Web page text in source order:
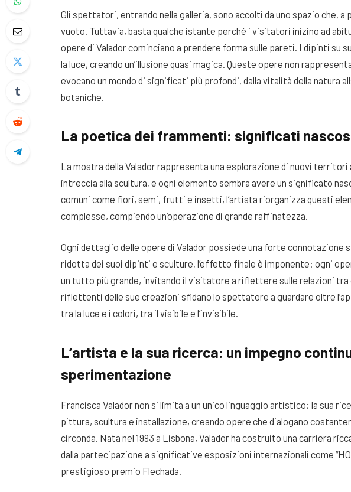
Gli spettatori, entrando nella galleria, sono accolti da uno spazio che,
vuoto. Tuttavia, basta qualche istante perché i visitatori inizino ad
opere di Valador cominciano a prendere forma sulle pareti. I dipinti su
la luce, creando un’illusione quasi magica. Queste opere non
evocano un mondo di significati più profondi, dalla vitalità della natura
botaniche.
La poetica dei frammenti: significati
La mostra della Valador rappresenta una esplorazione di nuovi
intreccia alla scultura, e ogni elemento sembra avere un significato
comuni come fiori, semi, frutti e insetti, l’artista riorganizza questi
complesse, compiendo un’operazione di grande raffinatezza.
Ogni dettaglio delle opere di Valador possiede una forte connotazione
ridotta dei suoi dipinti e sculture, l’effetto finale è imponente: ogni
un tutto più grande, invitando il visitatore a riflettere sulle relazioni
riflettenti delle sue creazioni sfidano lo spettatore a guardare oltre
tra la luce e i colori, tra il visibile e l’invisibile.
L’artista e la sua ricerca: un impegno
sperimentazione
Francisca Valador non si limita a un unico linguaggio artistico; la sua
pittura, scultura e installazione, creando opere che dialogano
circonda. Nata nel 1993 a Lisbona, Valador ha costruito una carriera
dalla partecipazione a significative esposizioni internazionali come
prestigioso premio Flechada.